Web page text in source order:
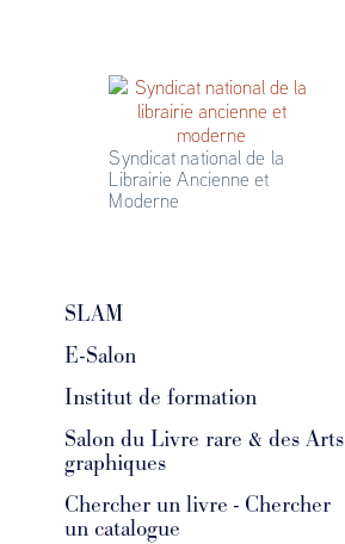
Syndicat national de la
Librairie Ancienne et
Moderne
SLAM
E-Salon
Institut de formation
Salon du Livre rare & des Arts
graphiques
Chercher un livre - Chercher
un catalogue